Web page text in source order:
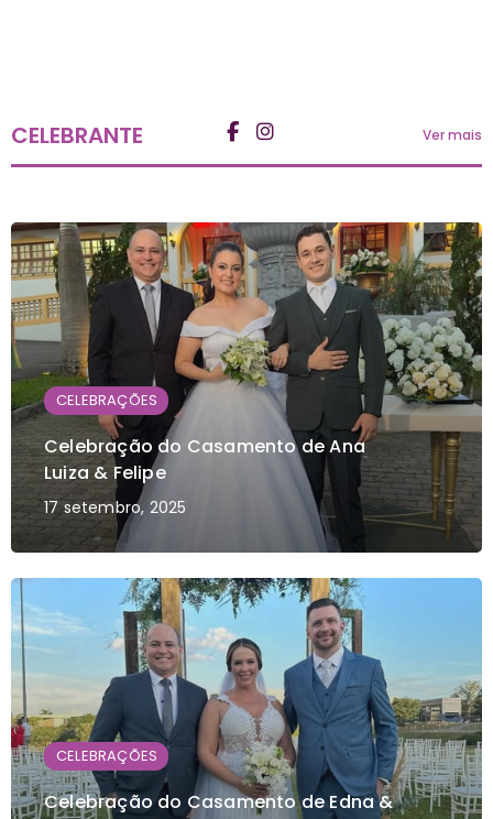
CELEBRANTE Ver mais
CELEBRAÇÕES
Celebração do Casamento de Ana
Luiza & Felipe
17 setembro, 2025
CELEBRAÇÕES
Celebração do Casamento de Edna &